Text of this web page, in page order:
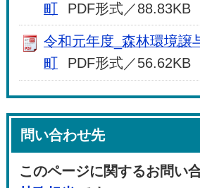
町
PDF形式／88.83KB
令和元年度_森林環境譲
町
PDF形式／56.62KB
問い合わせ先
このページに関するお問い